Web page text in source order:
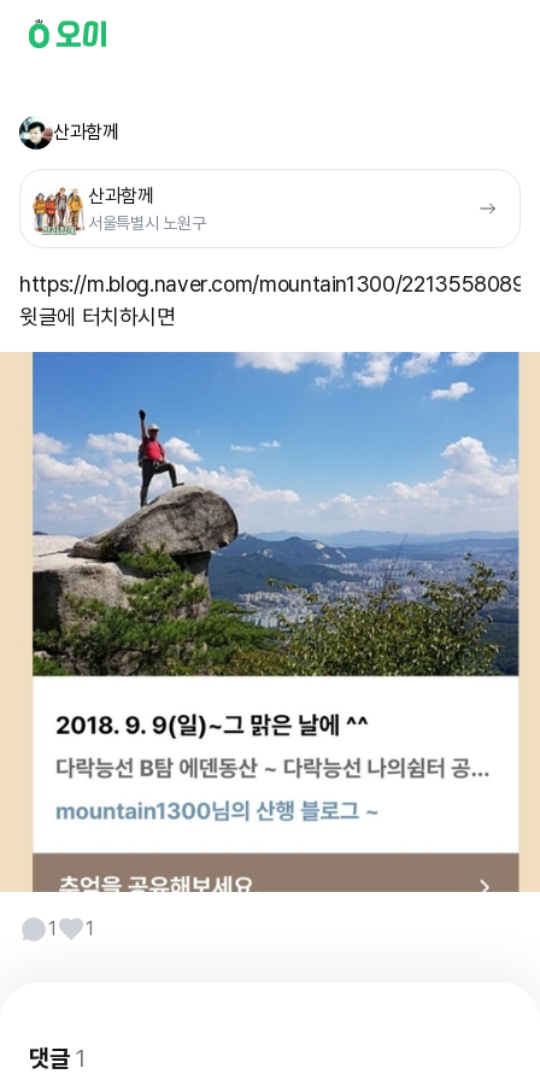
산과함께
산과함께
서울특별시 노원구
https://m.blog.naver.com/mountain1300/
윗글에 터치하시면
1 1
댓글1